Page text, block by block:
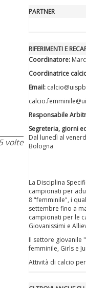
volte
PARTNER
RIFERIMENTI E
Coordinatore:
Coordinatrice
Email:
Responsabile
Segreteria, giorni
Dal lunedì al
La Disciplina
campionati per
8 "femminile", i
settembre fino a
campionati per le
Giovanissimi e
Il settore giovanile
femminile, Girls e
Attività di calcio